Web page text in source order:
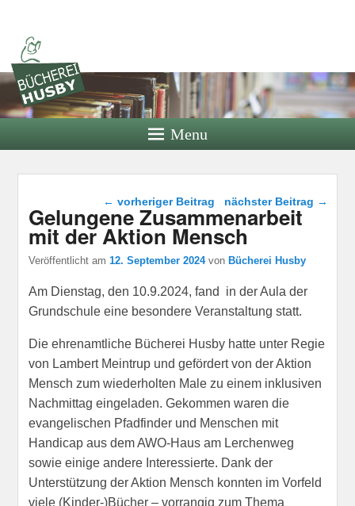
Husby
Bücherei der Bücherei Husby e.V.
Menu
Beitragsnavigation
← vorheriger Beitrag nächster Beitrag →
Gelungene Zusammenarbeit
mit der Aktion Mensch
Veröffentlicht am 12. September 2024 von Bücherei Husby
Am Dienstag, den 10.9.2024, fand in der Aula der
Grundschule eine besondere Veranstaltung statt.
Die ehrenamtliche Bücherei Husby hatte unter Regie
von Lambert Meintrup und gefördert von der Aktion
Mensch zum wiederholten Male zu einem inklusiven
Nachmittag eingeladen. Gekommen waren die
evangelischen Pfadfinder und Menschen mit
Handicap aus dem AWO-Haus am Lerchenweg
sowie einige andere Interessierte. Dank der
Unterstützung der Aktion Mensch konnten im Vorfeld
viele (Kinder-)Bücher – vorrangig zum Thema